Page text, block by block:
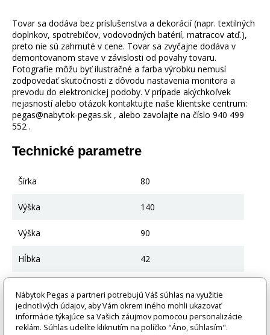
Tovar sa dodáva bez príslušenstva a dekorácií (napr. textilných
doplnkov, spotrebičov, vodovodných batérií, matracov atď.),
preto nie sú zahrnuté v cene. Tovar sa zvyčajne dodáva v
demontovanom stave v závislosti od povahy tovaru.
Fotografie môžu byť ilustračné a farba výrobku nemusí
zodpovedať skutočnosti z dôvodu nastavenia monitora a
prevodu do elektronickej podoby. V prípade akýchkoľvek
nejasností alebo otázok kontaktujte naše klientske centrum:
pegas@nabytok-pegas.sk , alebo zavolajte na číslo 940 499
552 .
Technické parametre
Šírka 80
Výška 140
Výška 90
Hĺbka 42
Hlavná farba Remeselné zlato
Nábytok Pegas a partneri potrebujú Váš súhlas na využitie
jednotlivých údajov, aby Vám okrem iného mohli ukazovať
informácie týkajúce sa Vašich záujmov pomocou personalizácie
reklám. Súhlas udelíte kliknutím na políčko "Áno, súhlasím".